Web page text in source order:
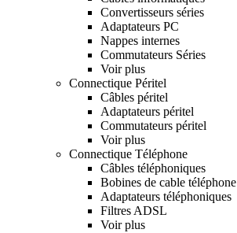
Convertisseurs séries
Adaptateurs PC
Nappes internes
Commutateurs Séries
Voir plus
Connectique Péritel
Câbles péritel
Adaptateurs péritel
Commutateurs péritel
Voir plus
Connectique Téléphone
Câbles téléphoniques
Bobines de cable téléphone
Adaptateurs téléphoniques
Filtres ADSL
Voir plus